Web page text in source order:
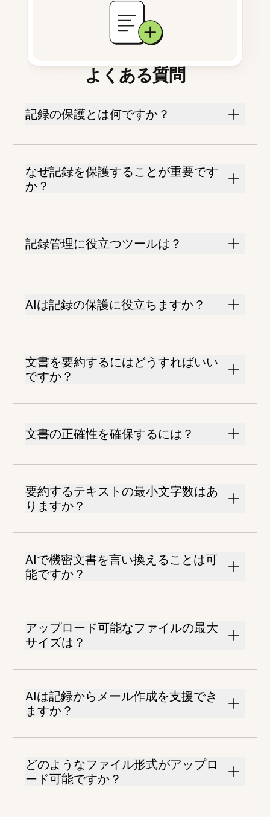
よくある質問
記録の保護とは何ですか？
なぜ記録を保護することが重要です
か？
記録管理に役立つツールは？
AIは記録の保護に役立ちますか？
文書を要約するにはどうすればいい
ですか？
文書の正確性を確保するには？
要約するテキストの最小文字数はあ
りますか？
AIで機密文書を言い換えることは可
能ですか？
アップロード可能なファイルの最大
サイズは？
AIは記録からメール作成を支援でき
ますか？
どのようなファイル形式がアップロ
ード可能ですか？